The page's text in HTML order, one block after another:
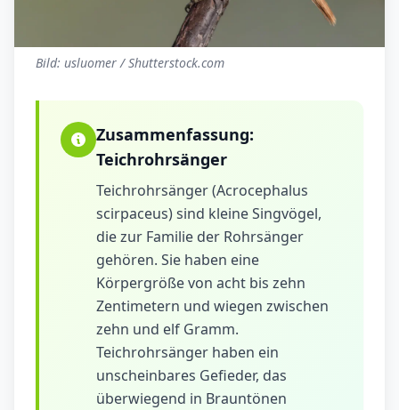
Bild: usluomer / Shutterstock.com
Zusammenfassung:
Teichrohrsänger
Teichrohrsänger (Acrocephalus
scirpaceus) sind kleine Singvögel,
die zur Familie der Rohrsänger
gehören. Sie haben eine
Körpergröße von acht bis zehn
Zentimetern und wiegen zwischen
zehn und elf Gramm.
Teichrohrsänger haben ein
unscheinbares Gefieder, das
überwiegend in Brauntönen